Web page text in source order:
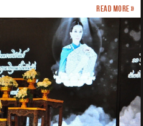
Read more »